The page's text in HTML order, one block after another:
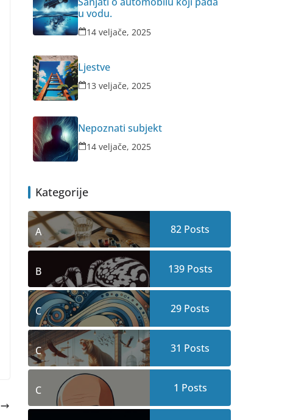
u vodu.
14 veljače, 2025
Ljestve
13 veljače, 2025
Nepoznati subjekt
14 veljače, 2025
Kategorije
A 82 Posts
B 139Posts
C 29 Posts
C 31 Posts
C 1 Posts